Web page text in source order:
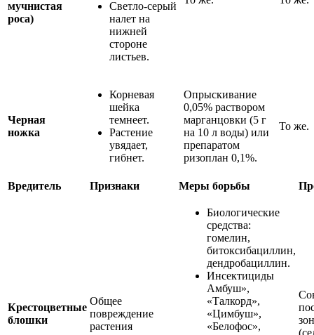
мучнистая
роса)
Светло-серый
налет на
нижней
стороне
листьев.
Черная
ножка
Корневая
шейка
темнеет.
Растение
увядает,
гибнет.
Опрыскивание
0,05% раствором
марганцовки (5 г
на 10 л воды) или
препаратом
ризоплан 0,1%.
То же.
Вредитель Признаки Меры борьбы
Крестоцветные
блошки
Общее
повреждение
растения
Биологические
средства:
гомелин,
битоксибациллин,
дендробациллин.
Инсектициды
Амбуш»,
«Талкорд»,
«Цимбуш»,
«Белофос»,